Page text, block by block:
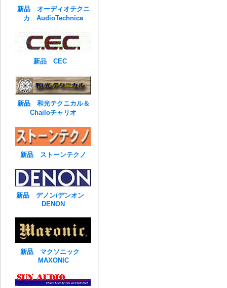
新品 オーディオテクニ
カ AudioTechnica
新品 CEC
新品 和光テクニカル＆
Chailoチャリオ
新品 ストーンテクノ
新品 デノン/デンオン
DENON
新品 マクソニック
MAXONIC